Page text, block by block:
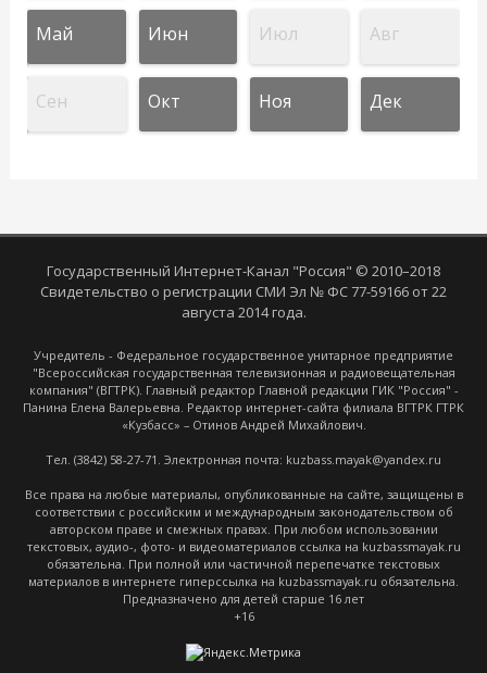
Май Июн Июл Авг
Сен Окт Ноя Дек
Государственный Интернет-Канал "Россия" © 2010–2018
Свидетельство о регистрации СМИ Эл № ФС 77-59166 от 22
августа 2014 года.
Учредитель - Федеральное государственное унитарное предприятие
"Всероссийская государственная телевизионная и радиовещательная
компания" (ВГТРК). Главный редактор Главной редакции ГИК "Россия" -
Панина Елена Валерьевна. Редактор интернет-сайта филиала ВГТРК ГТРК
«Кузбасс» – Отинов Андрей Михайлович.
Тел. (3842) 58-27-71. Электронная почта: kuzbass.mayak@yandex.ru
Все права на любые материалы, опубликованные на сайте, защищены в
соответствии с российским и международным законодательством об
авторском праве и смежных правах. При любом использовании
текстовых, аудио-, фото- и видеоматериалов ссылка на kuzbassmayak.ru
обязательна. При полной или частичной перепечатке текстовых
материалов в интернете гиперссылка на kuzbassmayak.ru обязательна.
Предназначено для детей старше 16 лет
+16